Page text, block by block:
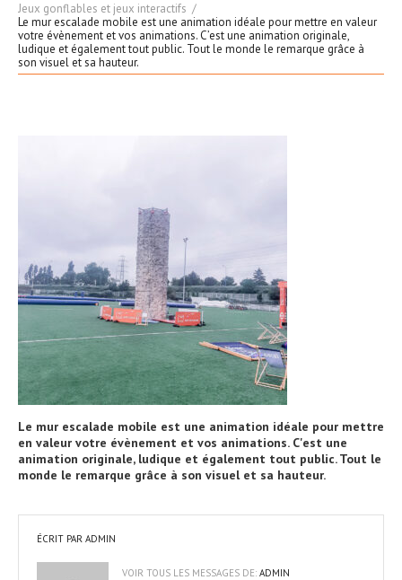
Jeux gonflables et jeux interactifs
Le mur escalade mobile est une animation idéale pour mettre en valeur
votre évènement et vos animations. C’est une animation originale,
ludique et également tout public. Tout le monde le remarque grâce à
son visuel et sa hauteur.
Le mur escalade mobile est une animation idéale pour mettre
en valeur votre évènement et vos animations. C'est une
animation originale, ludique et également tout public. Tout le
monde le remarque grâce à son visuel et sa hauteur.
ÉCRIT PAR ADMIN
VOIR TOUS LES MESSAGES DE: ADMIN